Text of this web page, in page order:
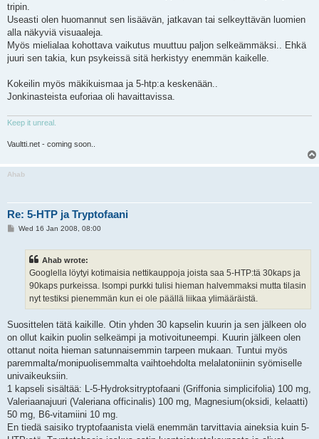
tripin.
Useasti olen huomannut sen lisäävän, jatkavan tai selkeyttävän luomien
alla näkyviä visuaaleja.
Myös mielialaa kohottava vaikutus muuttuu paljon selkeämmäksi.. Ehkä
juuri sen takia, kun psykeissä sitä herkistyy enemmän kaikelle.
Kokeilin myös mäkikuismaa ja 5-htp:a keskenään..
Jonkinasteista euforiaa oli havaittavissa.
Keep it unreal.
Vaultti.net - coming soon..
Ahab
Re: 5-HTP ja Tryptofaani
PWed 16 Jan 2008, 08:00
Ahab wrote:
Googlella löytyi kotimaisia nettikauppoja joista saa 5-HTP:tä 30kaps ja
90kaps purkeissa. Isompi purkki tulisi hieman halvemmaksi mutta tilasin
nyt testiksi pienemmän kun ei ole päällä liikaa ylimääräistä.
Suosittelen tätä kaikille. Otin yhden 30 kapselin kuurin ja sen jälkeen olo
on ollut kaikin puolin selkeämpi ja motivoituneempi. Kuurin jälkeen olen
ottanut noita hieman satunnaisemmin tarpeen mukaan. Tuntui myös
paremmalta/monipuolisemmalta vaihtoehdolta melalatoniinin syömiselle
univaikeuksiin.
1 kapseli sisältää: L-5-Hydroksitryptofaani (Griffonia simplicifolia) 100 mg,
Valeriaanajuuri (Valeriana officinalis) 100 mg, Magnesium(oksidi, kelaatti)
50 mg, B6-vitamiini 10 mg.
En tiedä saisiko tryptofaanista vielä enemmän tarvittavia aineksia kuin 5-